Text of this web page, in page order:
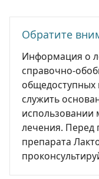
Обратите
Информация о
справочно-
общедоступных
служить
использовании
лечения. Перед
препарата